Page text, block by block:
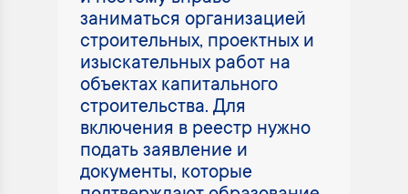
заниматься организацией
строительных, проектных и
изыскательных работ на
объектах капитального
строительства. Для
включения в реестр нужно
подать заявление и
документы, которые